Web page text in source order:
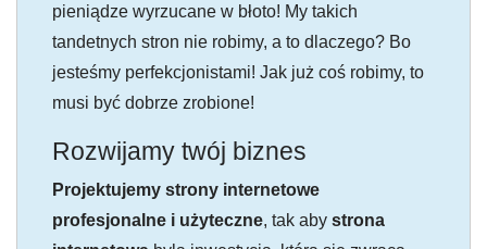
pieniądze wyrzucane w błoto! My takich
tandetnych stron nie robimy, a to dlaczego? Bo
jesteśmy perfekcjonistami! Jak już coś robimy, to
musi być dobrze zrobione!
Rozwijamy twój biznes
Projektujemy strony internetowe
profesjonalne i użyteczne, tak aby strona